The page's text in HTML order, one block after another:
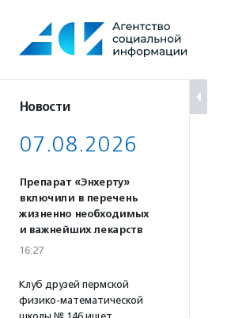
содержанию
Новости
07.08.2026
Препарат «Энхерту»
включили в перечень
жизненно необходимых
и важнейших лекарств
16:27
Клуб друзей пермской
физико-математической